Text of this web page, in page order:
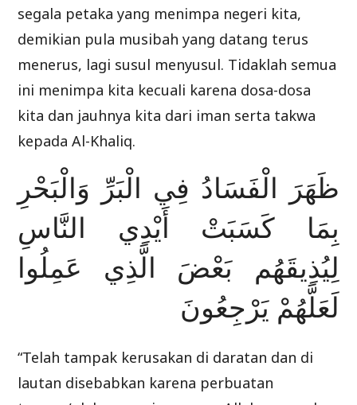
segala petaka yang menimpa negeri kita,
demikian pula musibah yang datang terus
menerus, lagi susul menyusul. Tidaklah semua
ini menimpa kita kecuali karena dosa-dosa
kita dan jauhnya kita dari iman serta takwa
kepada Al-Khaliq.
ظَهَرَ الْفَسَادُ فِي الْبَرِّ وَالْبَحْرِ
بِمَا كَسَبَتْ أَيْدِي النَّاسِ
لِيُذِيقَهُم بَعْضَ الَّذِي عَمِلُوا
لَعَلَّهُمْ يَرْجِعُونَ
“Telah tampak kerusakan di daratan dan di
lautan disebabkan karena perbuatan